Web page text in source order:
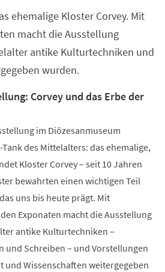
ehemalige Kloster Corvey. Mit
macht die Ausstellung
antike Kulturtechniken und
wurden.
Corvey und das Erbe der
im Diözesanmuseum
des Mittelalters: das ehemalige,
Kloster Corvey – seit 10 Jahren
bewahrten einen wichtigen Teil
uns bis heute prägt. Mit
Exponaten macht die Ausstellung
antike Kulturtechniken –
und Schreiben – und Vorstellungen
und Wissenschaften weitergegeben